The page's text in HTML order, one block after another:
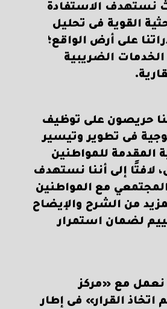
نستهدف الاستفادة
القوية فى تحليل
على أرض الواقع؛
الضريبية
حريصون على توظيف
فى تطوير وتيسير
المقدمة للمواطنين
لافتًا إلى أننا نستهدف
مع المواطنين
من الشرح والإيضاح
لضمان استمرار
نعمل مع «مركز
اتخاذ القرار» فى إطار